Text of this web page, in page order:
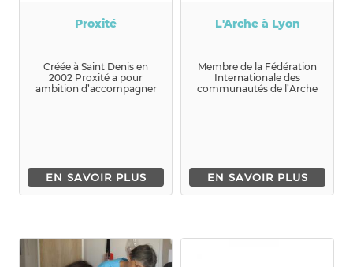
Proxité
Créée à Saint Denis en
2002 Proxité a pour
ambition d’accompagner
EN SAVOIR PLUS
L'Arche à Lyon
Membre de la Fédération
Internationale des
communautés de l’Arche
EN SAVOIR PLUS